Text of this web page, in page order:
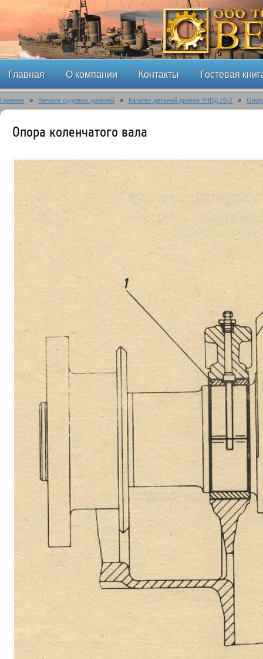
Главная О компании Контакты Гостевая
Главная » Каталог судовых дизелей » Каталог деталей дизеля 4НВД 26-2 »
Опора коленчатого вала